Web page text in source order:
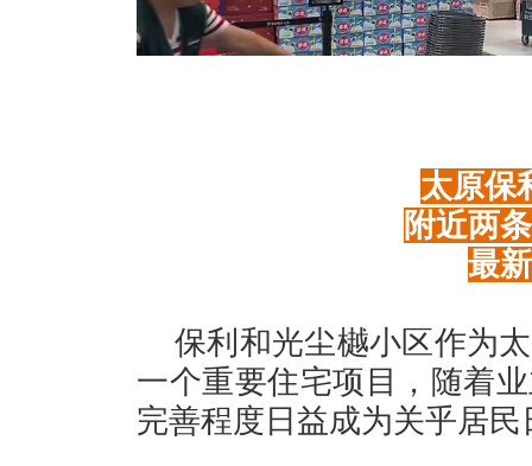
太原保
附近两
最
保利和光尘樾小区作为
一个重要住宅项目，随着
完善程度日益成为关乎居